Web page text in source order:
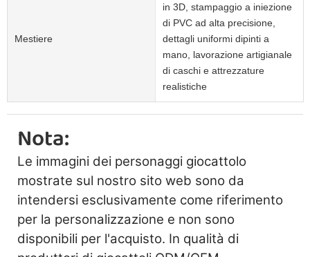
Mestiere
in ​​3D, stampaggio a iniezione
di PVC ad alta precisione,
dettagli uniformi dipinti a
mano, lavorazione artigianale
di caschi e attrezzature
realistiche
Nota:
Le immagini dei personaggi giocattolo
mostrate sul nostro sito web sono da
intendersi esclusivamente come riferimento
per la personalizzazione e non sono
disponibili per l'acquisto. In qualità di